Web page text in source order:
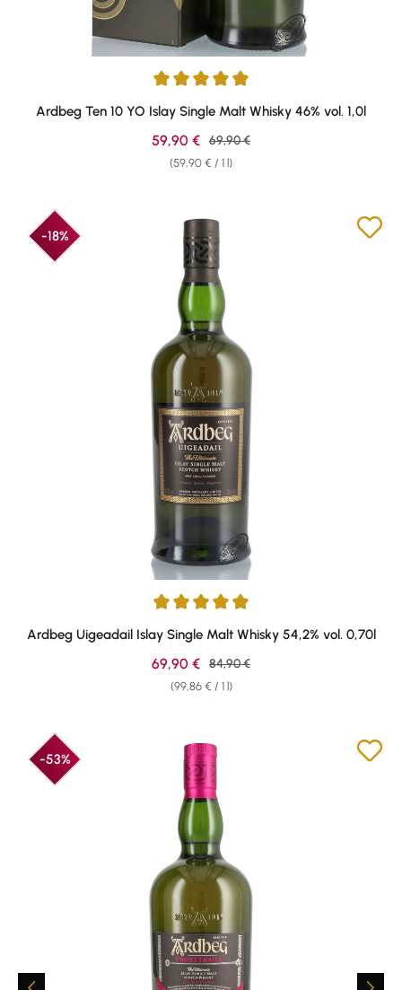
Average rating of 4.88 out of 5 stars
Ardbeg Ten 10 YO Islay Single Malt Whisky 46% vol. 1,0l
(59,90 € / 1 l)
Sale price:
59,90 € Regular price:
69,90 €
-18%
Average rating of 4.97 out of 5 stars
Ardbeg Uigeadail Islay Single Malt Whisky 54,2% vol. 0,70l
(99,86 € / 1 l)
Sale price:
69,90 € Regular price:
84,90 €
-53%